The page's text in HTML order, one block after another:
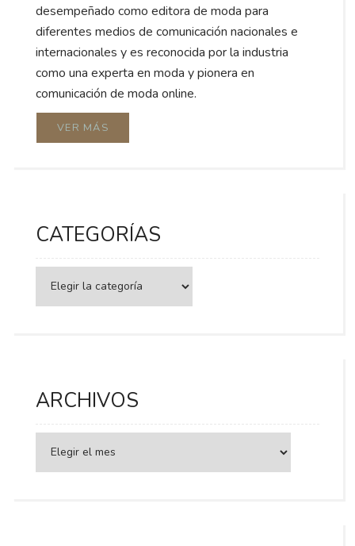
desempeñado como editora de moda para
diferentes medios de comunicación nacionales e
internacionales y es reconocida por la industria
como una experta en moda y pionera en
comunicación de moda online.
VER MÁS
CATEGORÍAS
ARCHIVOS